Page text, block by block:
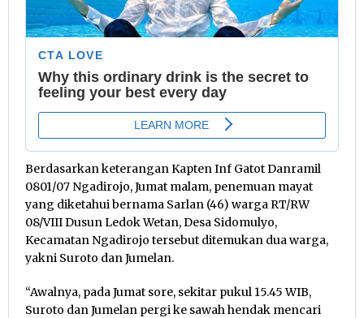
Berdasarkan keterangan Kapten Inf Gatot Danramil
0801/07 Ngadirojo, Jumat malam, penemuan mayat
yang diketahui bernama Sarlan (46) warga RT/RW
08/VIII Dusun Ledok Wetan, Desa Sidomulyo,
Kecamatan Ngadirojo tersebut ditemukan dua warga,
yakni Suroto dan Jumelan.
“Awalnya, pada Jumat sore, sekitar pukul 15.45 WIB,
Suroto dan Jumelan pergi ke sawah hendak mencari